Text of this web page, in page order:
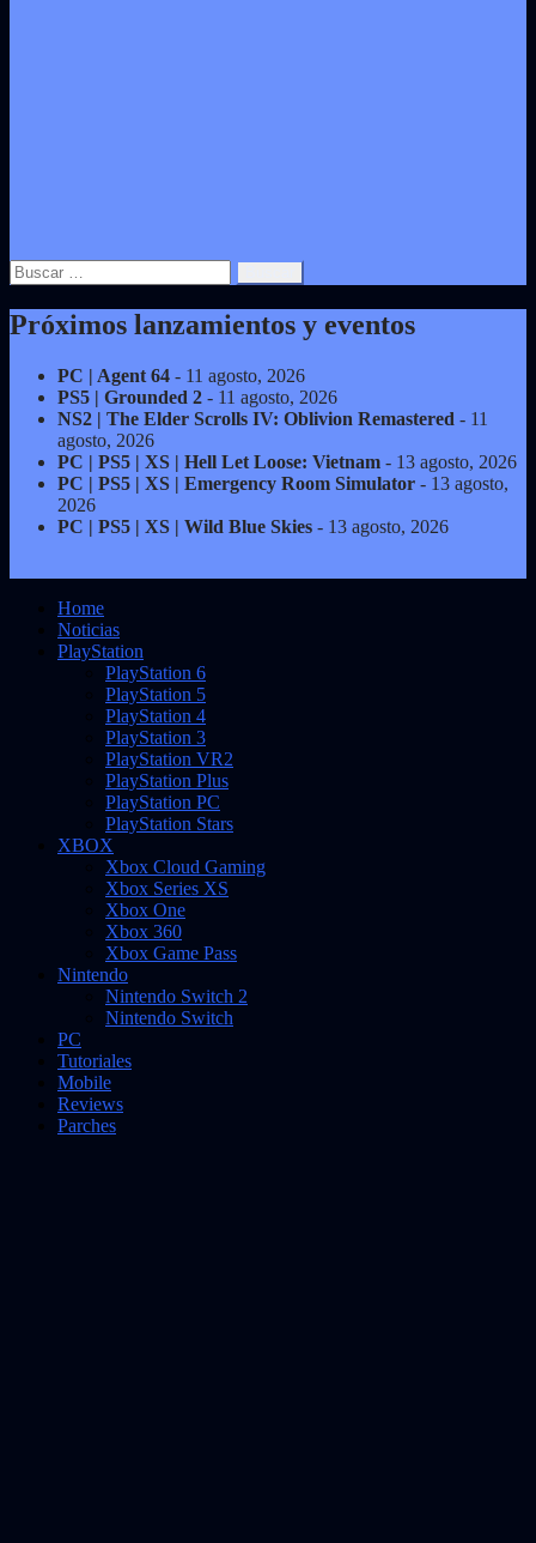
Buscar:
Próximos lanzamientos y eventos
PC | Agent 64 - 11 agosto, 2026
PS5 | Grounded 2 - 11 agosto, 2026
NS2 | The Elder Scrolls IV: Oblivion Remastered - 11
agosto, 2026
PC | PS5 | XS | Hell Let Loose: Vietnam - 13 agosto, 2026
PC | PS5 | XS | Emergency Room Simulator - 13 agosto,
2026
PC | PS5 | XS | Wild Blue Skies - 13 agosto, 2026
Home
Noticias
PlayStation
PlayStation 6
PlayStation 5
PlayStation 4
PlayStation 3
PlayStation VR2
PlayStation Plus
PlayStation PC
PlayStation Stars
XBOX
Xbox Cloud Gaming
Xbox Series XS
Xbox One
Xbox 360
Xbox Game Pass
Nintendo
Nintendo Switch 2
Nintendo Switch
PC
Tutoriales
Mobile
Reviews
Parches